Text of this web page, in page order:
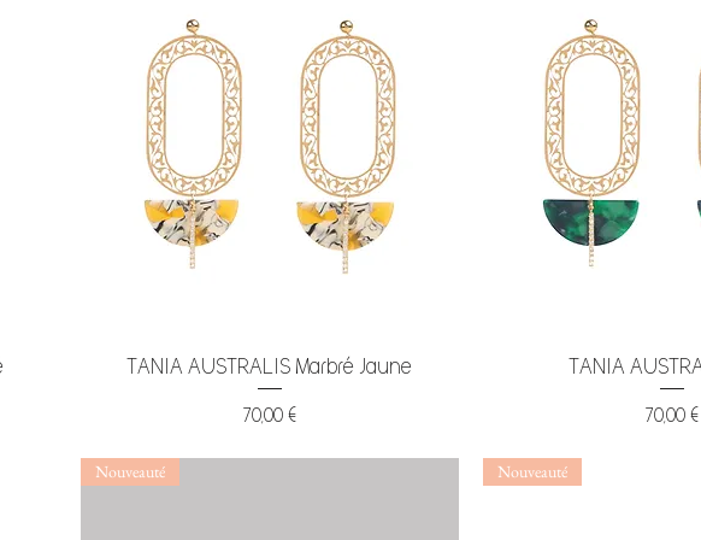
Aperçu rapide
TANIA AUSTRALIS Marbré Jaune
Prix
70,00 €
Aperçu
TANIA
Prix
70,00 €
Nouveauté Nouveauté